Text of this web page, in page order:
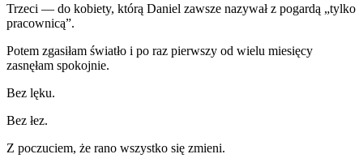
Trzeci — do kobiety, którą Daniel zawsze nazywał z pogardą „tylko
pracownicą”.
Potem zgasiłam światło i po raz pierwszy od wielu miesięcy
zasnęłam spokojnie.
Bez lęku.
Bez łez.
Z poczuciem, że rano wszystko się zmieni.